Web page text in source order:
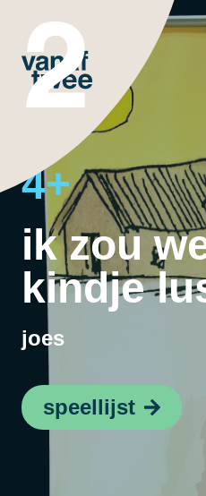
4+
ik zou
kindje
joes
speellijst